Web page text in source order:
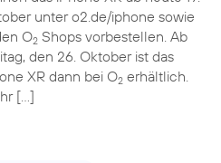
unter o2.de/iphone sowie
O2Shops vorbestellen. Ab
den 26. Oktober ist das
XR dann bei O2erhältlich.
[…]